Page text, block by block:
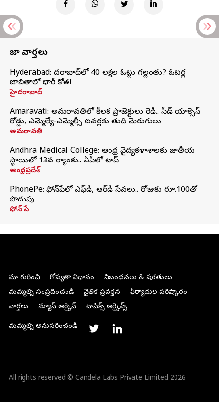
తాజా వార్తలు
Hyderabad: హైదరాబాద్‌లో 40 లక్షల ఓట్లు గల్లంతు? ఓటర్ల
జాబితాలో భారీ కోత!
హైదరాబాద్
Amaravati: అమరావతిలో కీలక ప్రాజెక్టులు రెడీ.. సీడ్‌ యాక్సెస్‌
రోడ్డు, ఎమ్మెల్యే-ఎమ్మెల్సీ టవర్లకు తుది మెరుగులు
అమరావతి
Andhra Medical College: ఆంధ్ర వైద్యకళాశాలకు జాతీయ
స్థాయిలో 13వ ర్యాంకు.. ఏపీలో టాప్
ఆంధ్రప్రదేశ్
PhonePe: ఫోన్‌పేలో ఎఫ్‌డీ, ఆర్‌డీ సేవలు.. రోజుకు రూ.100తో
పొదుపు
ఫోన్‌ పే
మా గురించి గోప్యతా విధానం
నిబంధనలు & షరతులు
మమ్మల్ని సంప్రదించండి
నైతిక ప్రవర్తన
ఫిర్యాదుల పరిష్కారం
వార్తలు
న్యూస్ ఆర్కైవ్ టాపిక్స్ ఆర్కైవ్స్
మమ్మల్ని అనుసరించండి
All rights reserved © Candela Labs Private Limited 2026